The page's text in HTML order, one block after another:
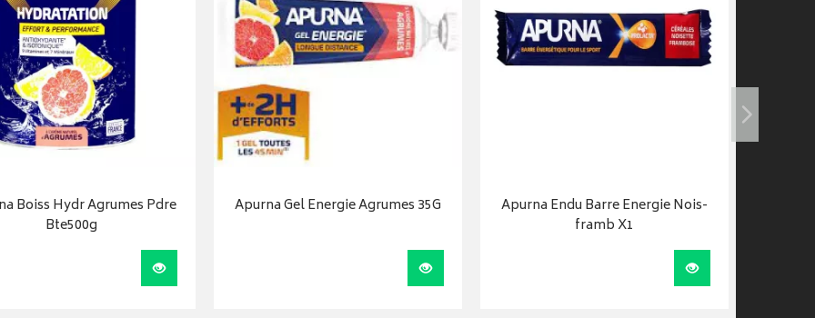
Boiss Hydr Agrumes Pdre
Bte500g
Visualiser
Apurna Gel Energie Agrumes 35G
Visualiser
Apurna Endu Barre Energie Nois-
framb X1
Visualiser